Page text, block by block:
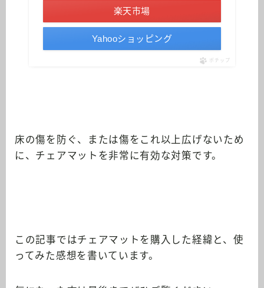
楽天市場
Yahooショッピング
ポチップ
床の傷を防ぐ、または傷をこれ以上広げないため
に、チェアマットを非常に有効な対策です。
この記事ではチェアマットを購入した経緯と、使
ってみた感想を書いています。